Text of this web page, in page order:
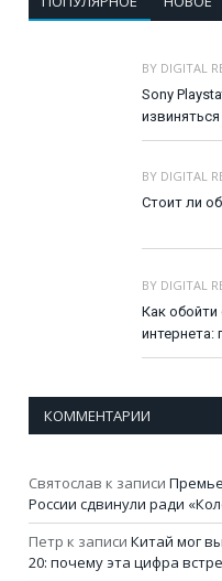
BY DIGITAL
Sony
BY DIGITAL
Стоит ли
BY DIGITAL
Как обойти
интернета:
КОММЕНТАРИИ
Святослав к записи
России сдвинули ради
Петр к записи Китай мог
20: почему эта цифра